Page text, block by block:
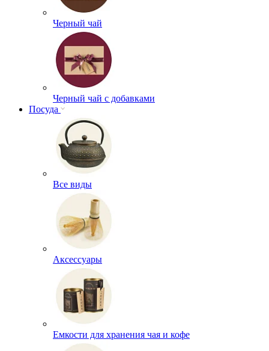
Черный чай
Черный чай с добавками
Посуда
Все виды
Аксессуары
Емкости для хранения чая и кофе